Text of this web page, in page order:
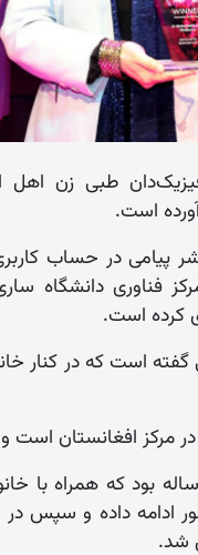
طبی زن اهل
(چهارشنبه، ۱۲ ثور) با نشر
فناوری دانشگاه
است که در کنار
افغانستان است و
بود که همراه با
شد.